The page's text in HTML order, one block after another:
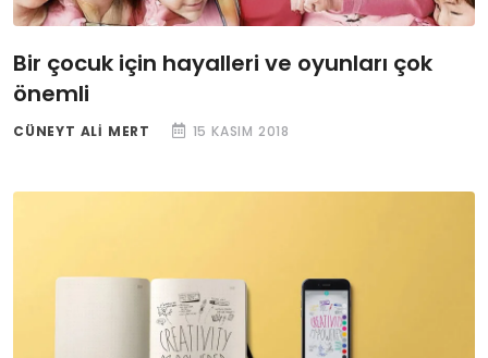
Bir çocuk için hayalleri ve oyunları çok
önemli
CÜNEYT ALI MERT 15 KASIM 2018